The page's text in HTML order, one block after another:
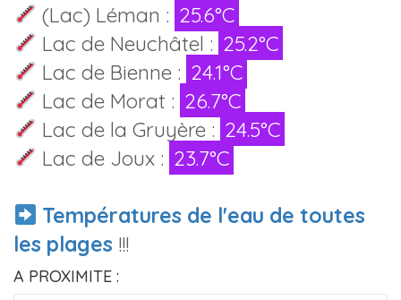
(Lac) Léman : 25.6°C
Lac de Neuchâtel : 25.2°C
Lac de Bienne : 24.1°C
Lac de Morat : 26.7°C
Lac de la Gruyère : 24.5°C
Lac de Joux : 23.7°C
Températures de l'eau de toutes
les plages !!!
A PROXIMITE :